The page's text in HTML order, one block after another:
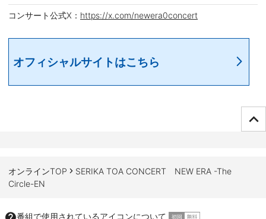
コンサート公式X： https://x.com/newera0concert
オフィシャルサイトはこちら
オンラインTOP
SERIKA TOA CONCERT NEW ERA -The
Circle-EN
番組で使用されているアイコンについて